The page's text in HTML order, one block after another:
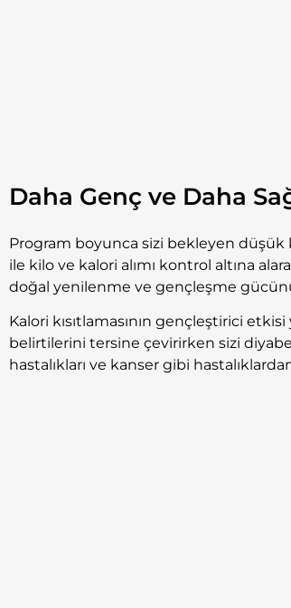
Daha Genç ve Daha
Program boyunca sizi bekleyen
ile kilo ve kalori alımı kontrol altına
doğal yenilenme ve gençleşme
Kalori kısıtlamasının gençleştirici
belirtilerini tersine çevirirken sizi
hastalıkları ve kanser gibi